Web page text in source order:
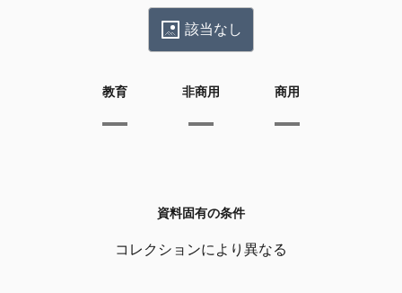
該当なし
教育 非商用 商用
資料固有の条件
コレクションにより異なる